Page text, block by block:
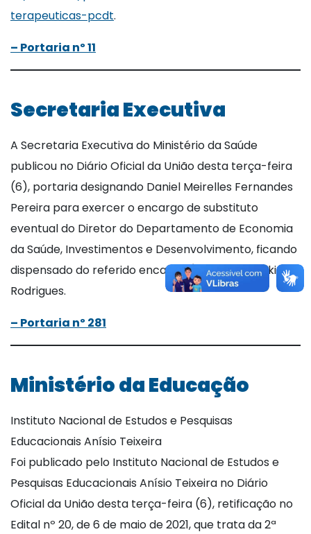
terapeuticas-pcdt.
– Portaria nº 11
Secretaria Executiva
A Secretaria Executiva do Ministério da Saúde
publicou no Diário Oficial da União desta terça-feira
(6), portaria designando Daniel Meirelles Fernandes
Pereira para exercer o encargo de substituto
eventual do Diretor do Departamento de Economia
da Saúde, Investimentos e Desenvolvimento, ficando
dispensado do referido encargo Átila Szczecinski
Rodrigues.
– Portaria nº 281
Ministério da Educação
Instituto Nacional de Estudos e Pesquisas
Educacionais Anísio Teixeira
Foi publicado pelo Instituto Nacional de Estudos e
Pesquisas Educacionais Anísio Teixeira no Diário
Oficial da União desta terça-feira (6), retificação no
Edital nº 20, de 6 de maio de 2021, que trata da 2ª